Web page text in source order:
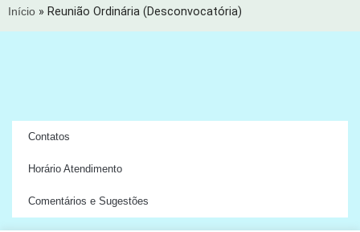
Início » Reunião Ordinária (Desconvocatória)
Contatos
Horário Atendimento
Comentários e Sugestões